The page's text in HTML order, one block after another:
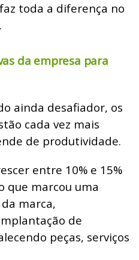
toda a diferença no
da empresa para
ainda desafiador, os
cada vez mais
de produtividade.
entre 10% e 15%
que marcou uma
marca,
de
peças, serviços